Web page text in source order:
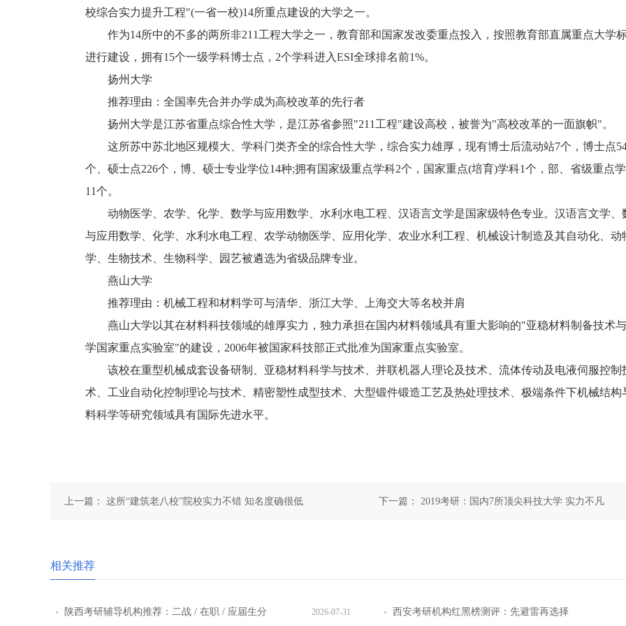
校综合实力提升工程"(一省一校)14所重点建设的大学之一。
作为14所中的不多的两所非211工程大学之一，教育部和国家发改委重点投入，按照教育部直属重点大学
进行建设，拥有15个一级学科博士点，2个学科进入ESI全球排名前1%。
扬州大学
推荐理由：全国率先合并办学成为高校改革的先行者
扬州大学是江苏省重点综合性大学，是江苏省参照"211工程"建设高校，被誉为"高校改革的一面旗帜"。
这所苏中苏北地区规模大、学科门类齐全的综合性大学，综合实力雄厚，现有博士后流动站7个，博士点
个、硕士点226个，博、硕士专业学位14种;拥有国家级重点学科2个，国家重点(培育)学科1个，部、省级重点
11个。
动物医学、农学、化学、数学与应用数学、水利水电工程、汉语言文学是国家级特色专业。汉语言文学、
与应用数学、化学、水利水电工程、农学动物医学、应用化学、农业水利工程、机械设计制造及其自动化、动
学、生物技术、生物科学、园艺被遴选为省级品牌专业。
燕山大学
推荐理由：机械工程和材料学可与清华、浙江大学、上海交大等名校并肩
燕山大学以其在材料科技领域的雄厚实力，独力承担在国内材料领域具有重大影响的"亚稳材料制备技术
学国家重点实验室"的建设，2006年被国家科技部正式批准为国家重点实验室。
该校在重型机械成套设备研制、亚稳材料科学与技术、并联机器人理论及技术、流体传动及电液伺服控制
术、工业自动化控制理论与技术、精密塑性成型技术、大型锻件锻造工艺及热处理技术、极端条件下机械结构
料科学等研究领域具有国际先进水平。
上一篇： 这所“建筑老八校”院校实力不错 知名度确很低 下一篇： 2019考研：国内7所顶尖科技大学 实力不凡
相关推荐
陕西考研辅导机构推荐：二战 / 在职 / 应届生分 2026-07-31 西安考研机构红黑榜测评：先避雷再选择